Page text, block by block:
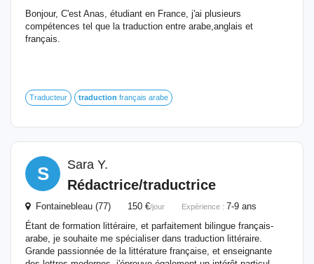
Bonjour, C'est Anas, étudiant en France, j'ai plusieurs
compétences tel que la traduction entre arabe,anglais et
français.
Traducteur traduction français arabe
S Sara Y.
Rédactrice/traductrice
Fontainebleau (77) 150 €/jour Expérience : 7-9 ans
Étant de formation littéraire, et parfaitement bilingue français-
arabe, je souhaite me spécialiser dans traduction littéraire.
Grande passionnée de la littérature française, et enseignante